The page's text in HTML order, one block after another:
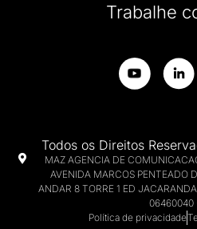
Trabalhe
Todos os Direitos
MAZ AGENCIA DE
AVENIDA MARCOS PENTEADO
ANDAR 8 TORRE 1 ED
06460040
Política de privacidade